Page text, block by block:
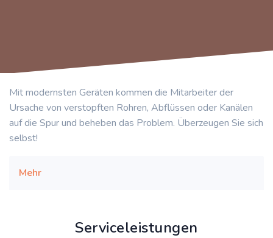
Mit modernsten Geräten kommen die Mitarbeiter der
Ursache von verstopften Rohren, Abflüssen oder Kanälen
auf die Spur und beheben das Problem. Überzeugen Sie sich
selbst!
Mehr
Serviceleistungen